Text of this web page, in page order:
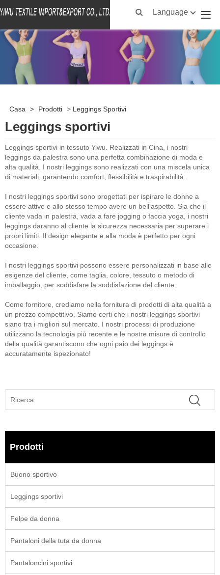
Language
Casa > Prodotti > Leggings Sportivi
Leggings sportivi
Leggings sportivi in ​​tessuto Yiwu. Realizzati in Cina, i nostri
leggings da palestra sono una perfetta combinazione di moda e
alta qualità. I ​​nostri leggings sono realizzati con una miscela unica
di materiali, garantendo comfort, flessibilità e traspirabilità.
I nostri leggings sportivi sono progettati per ispirare le donne a
essere attive e allo stesso tempo avere un bell'aspetto. Sia che il
cliente vada in palestra, vada a fare jogging o faccia yoga, i nostri
leggings daranno al cliente la sicurezza necessaria per superare i
propri limiti. Il design elegante e alla moda è perfetto per ogni
occasione.
I nostri leggings sportivi possono essere personalizzati in base alle
esigenze del cliente, come taglia, colore, tessuto o metodo di
imballaggio, per soddisfare la soddisfazione del cliente.
Come fornitore, crediamo nella fornitura di prodotti di alta qualità a
un prezzo competitivo. Siamo certi che i nostri leggings sportivi
siano tra i migliori sul mercato. I nostri processi di produzione
utilizzano la tecnologia più recente e le nostre misure di controllo
della qualità garantiscono che ogni paio dei leggings è
accuratamente ispezionato!
Prodotti
Buono sportivo
Leggings sportivi
Felpe da donna
Pantaloni della tuta da donna
Pantaloncini sportivi